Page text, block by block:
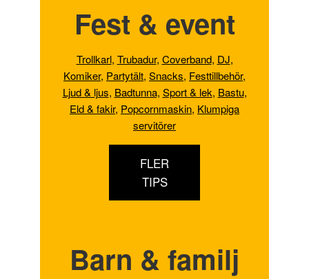
Fest & event
Trollkarl, Trubadur, Coverband, DJ,
Komiker, Partytält, Snacks, Festtillbehör,
Ljud & ljus, Badtunna, Sport & lek, Bastu,
Eld & fakir, Popcornmaskin, Klumpiga
servitörer
FLER
TIPS
Barn & familj